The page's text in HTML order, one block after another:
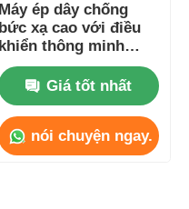
Máy ép dây chống
bức xạ cao với điều
khiển thông minh
PLC cho hạt nhân
Giá tốt nhất
nói chuyện ngay.